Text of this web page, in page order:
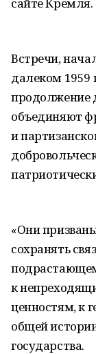
Встречи,
далеком 1959
продолжение
объединяют
и
«Они
сохранять
к
ценностям, к
общей
государства.